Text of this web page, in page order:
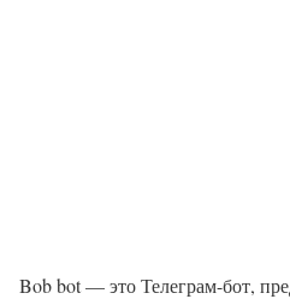
Bob bot — это Телеграм-бот,